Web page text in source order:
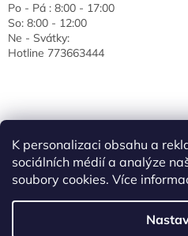
K personalizaci obsahu a
sociálních médií a analýze
soubory cookies. Více
Po - Pá : 8:00 - 17:00
So: 8:00 - 12:00
Ne - Svátky:
Hotline 773663444